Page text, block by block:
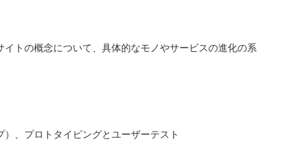
トの概念について、具体的なモノやサービスの進化の系
、プロトタイピングとユーザーテスト